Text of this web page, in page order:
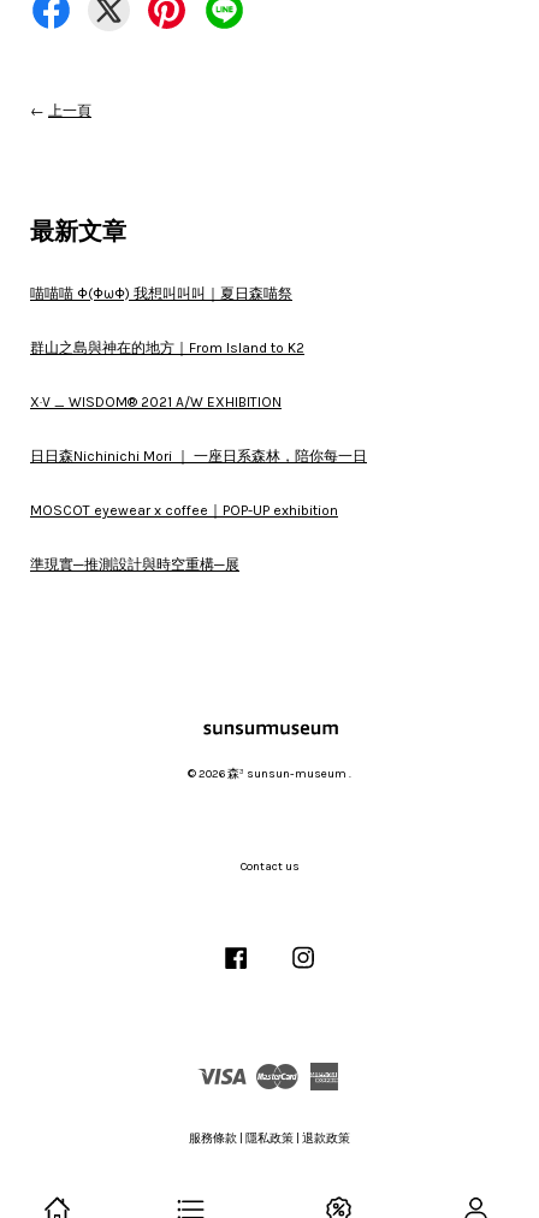
← 上一頁
最新文章
喵喵喵 Φ(ΦωΦ) 我想叫叫叫｜夏日森喵祭
群山之島與神在的地方｜From Island to K2
X·V _ WISDOM® 2021 A/W EXHIBITION
日日森Nichinichi Mori ｜ 一座日系森林，陪你每一日
MOSCOT eyewear x coffee｜POP-UP exhibition
準現實─推測設計與時空重構─展
© 2026 森³ sunsun-museum .
Contact us
Facebook
Visa
服務條款 隱私政策 退款政策